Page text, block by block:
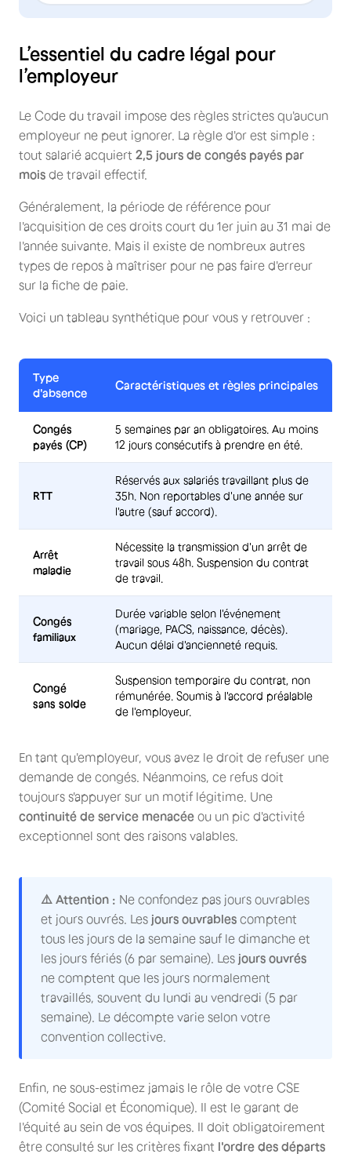
L’essentiel du cadre légal pour
l’employeur
Le Code du travail impose des règles strictes qu'aucun
employeur ne peut ignorer. La règle d'or est simple :
tout salarié acquiert 2,5 jours de congés payés par
mois de travail effectif.
Généralement, la période de référence pour
l'acquisition de ces droits court du 1er juin au 31 mai de
l'année suivante. Mais il existe de nombreux autres
types de repos à maîtriser pour ne pas faire d'erreur
sur la fiche de paie.
Voici un tableau synthétique pour vous y retrouver :
Type
d'absence
Caractéristiques et règles principales
Congés
payés (CP)
5 semaines par an obligatoires. Au moins
12 jours consécutifs à prendre en été.
RTT
Réservés aux salariés travaillant plus de
35h. Non reportables d'une année sur
l'autre (sauf accord).
Arrêt
maladie
Nécessite la transmission d'un arrêt de
travail sous 48h. Suspension du contrat
de travail.
Congés
familiaux
Durée variable selon l'événement
(mariage, PACS, naissance, décès).
Aucun délai d'ancienneté requis.
Congé
sans solde
Suspension temporaire du contrat, non
rémunérée. Soumis à l'accord préalable
de l'employeur.
En tant qu'employeur, vous avez le droit de refuser une
demande de congés. Néanmoins, ce refus doit
toujours s'appuyer sur un motif légitime. Une
continuité de service menacée ou un pic d'activité
exceptionnel sont des raisons valables.
⚠️ Attention : Ne confondez pas jours ouvrables
et jours ouvrés. Les jours ouvrables comptent
tous les jours de la semaine sauf le dimanche et
les jours fériés (6 par semaine). Les jours ouvrés
ne comptent que les jours normalement
travaillés, souvent du lundi au vendredi (5 par
semaine). Le décompte varie selon votre
convention collective.
Enfin, ne sous-estimez jamais le rôle de votre CSE
(Comité Social et Économique). Il est le garant de
l'équité au sein de vos équipes. Il doit obligatoirement
être consulté sur les critères fixant l'ordre des départs